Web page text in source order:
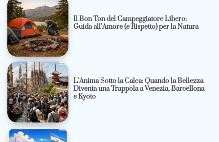
Il Bon Ton del Campeggiatore Libero:
Guida all’Amore (e Rispetto) per la Natura
L’Anima Sotto la Calca: Quando la Bellezza
Diventa una Trappola a Venezia, Barcellona
e Kyoto